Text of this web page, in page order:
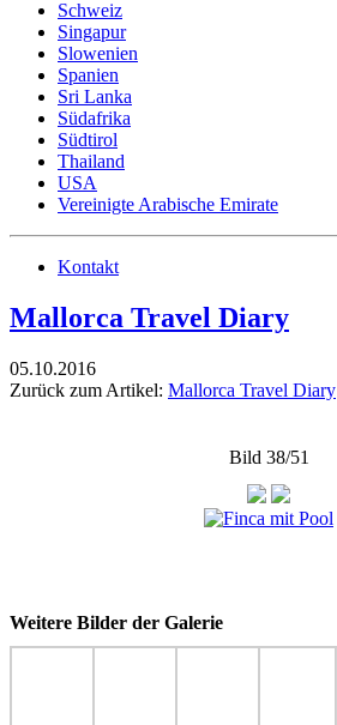
Schweiz
Singapur
Slowenien
Spanien
Sri Lanka
Südafrika
Südtirol
Thailand
USA
Vereinigte Arabische Emirate
Kontakt
Mallorca Travel Diary
05.10.2016
Zurück zum Artikel: Mallorca Travel Diary
Bild 38/51
Weitere Bilder der Galerie